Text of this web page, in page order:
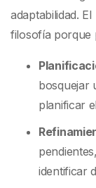
adaptabilidad.
filosofía porque
bosquejar
planificar
identificar